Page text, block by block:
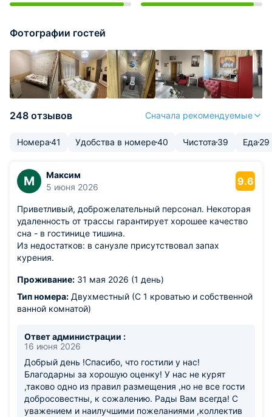
Фотографии гостей
248 отзывов Сначала рекомендуемые
Номера41 Удобства в номере40 Чистота 39 Еда 29
М
Максим
5 июня 2026
9.6
Приветливый, доброжелательный персонал. Некоторая
удаленность от трассы гарантирует хорошее качество
сна - в гостинице тишина.
Из недостатков: в санузле присутствовал запах
курения.
Проживание: 31 мая 2026 (1 день)
Тип номера: Двухместный (С 1 кроватью и собственной
ванной комнатой)
Ответ администрации :
16 июня 2026
Добрый день !Спасибо, что гостили у нас!
Благодарны за хорошую оценку! У нас не курят
,таково одно из правил размещения ,но не все гости
добросовестны, к сожалению. Рады Вам всегда! С
уважением и наилучшими пожеланиями ,коллектив